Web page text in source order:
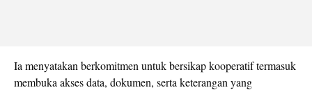
Ia menyatakan berkomitmen untuk bersikap kooperatif termasuk
membuka akses data, dokumen, serta keterangan yang